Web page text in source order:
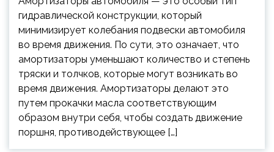
гидравлической конструкции, который
минимизирует колебания подвески автомобиля
во время движения. По сути, это означает, что
амортизаторы уменьшают количество и степень
тряски и толчков, которые могут возникать во
время движения. Амортизаторы делают это
путем прокачки масла соответствующим
образом внутри себя, чтобы создать движение
поршня, противодействующее […]